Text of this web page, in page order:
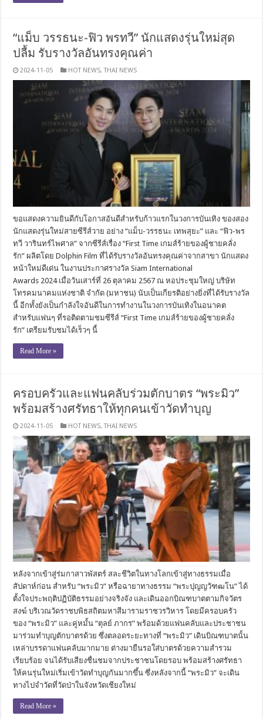
“แม็บ วรรธนะ-ฟิว พรทวี” นักแสดงรุ่นใหม่สุด
ปลื้ม รับรางวัลอันทรงคุณค่า
2024-11-05 HOT NEWS,THAI NEWS
ขอแสดงความยินดีกับโอกาสอันดีสำหรับก้าวแรกในวงการบันเทิง ของสอง
นักแสดงรุ่นใหม่สายซีรีส์วาย อย่าง “แม็บ-วรรธนะ เทพสุยะ” และ “ฟิว-พร
ทวี วารินทร์ไพศาล” จากซีรีส์เรื่อง “First Time เกมส์ร้ายของผู้ชายคลั่ง
รัก” ผลิตโดย Dolphin Film ที่ได้รับรางวัลอันทรงคุณค่าจากสาขา นักแสดง
หน้าใหม่ดีเด่น ในงานประกาศรางวัล Siam International
Awards 2024 เมื่อวันเสาร์ที่ 26 ตุลาคม 2567 ณ หอประชุมใหญ่ บริษัท
โทรคมนาคมแห่งชาติ จำกัด (มหาชน) นับเป็นเกียรติอย่างยิ่งที่ได้รับรางวัล
นี้ อีกทั้งยังเป็นกำลังใจอันดีในการทำงานในวงการบันเทิงในอนาคต
สำหรับแฟนๆ ที่รอติดตามชมซีรีส์ “First Time เกมส์ร้ายของผู้ชายคลั่ง
รัก” เตรียมรับชมได้เร็วๆ นี้
Read More »
ครอบครัวและแฟนคลับร่วมตักบาตร “พระมิว”
พร้อมสร้างศรัทธาให้ทุกคนเข้าวัดทำบุญ
2024-11-05 HOT NEWS,THAI NEWS
หลังจากเข้าสู่ร่มกาสาวพัสตร์ สละชีวิตในทางโลกเข้าสู่ทางธรรมเมื่อ
สัปดาห์ก่อน สำหรับ “พระมิว” หรือฉายาทางธรรม “พระปุญญวัฑฒโน” ได้
ตั้งใจประพฤติปฏิบัติธรรมอย่างจริงจัง และเดินออกบิณฑบาตตามกิจวัตร
สงฆ์ บริเวณวัดราชบพิธสถิตมหาสีมารามราชวรวิหาร โดยมีครอบครัว
ของ “พระมิว” และคู่หมั้น “ตุลย์ ภากร” พร้อมด้วยแฟนคลับและประชาชน
มาร่วมทำบุญตักบาตรด้วย ซึ่งตลอดระยะทางที่ “พระมิว” เดินบิณฑบาตนั้น
เหล่าบรรดาแฟนคลับมากมาย ต่างมายืนรอใส่บาตรด้วยความสำรวม
เรียบร้อย จนได้รับเสียงชื่นชมจากประชาชนโดยรอบ พร้อมสร้างศรัทธา
ให้คนรุ่นใหม่เริ่มเข้าวัดทำบุญกันมากขึ้น ซึ่งหลังจากนี้ “พระมิว” จะเดิน
ทางไปจำวัดที่วัดป่าในจังหวัดเชียงใหม่
Read More »